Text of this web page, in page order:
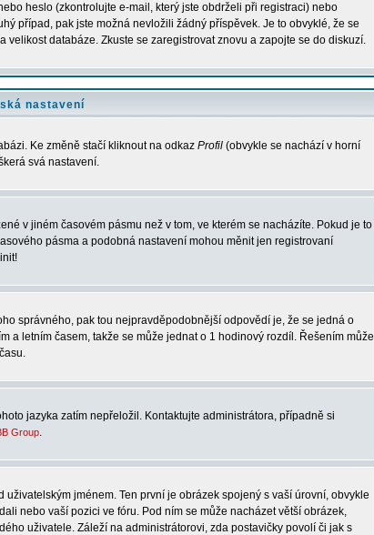
heslo (zkontrolujte e-mail, který jste obdrželi při registraci) nebo
případ, pak jste možná nevložili žádný příspěvek. Je to obvyklé, že se
databáze. Zkuste se zaregistrovat znovu a zapojte se do diskuzí.
nastavení
Ke změně stačí kliknout na odkaz Profil (obvykle se nachází v horní
svá nastavení.
v jiném časovém pásmu než v tom, ve kterém se nacházíte. Pokud je to
pásma a podobná nastavení mohou měnit jen registrovaní
správného, pak tou nejpravděpodobnější odpovědí je, že se jedná o
a letním časem, takže se může jednat o 1 hodinový rozdíl. Řešením může
jazyka zatím nepřeložil. Kontaktujte administrátora, případně si
Group.
jménem. Ten první je obrázek spojený s vaší úrovní, obvykle
nebo vaší pozici ve fóru. Pod ním se může nacházet větší obrázek,
uživatele. Záleží na administrátorovi, zda postavičky povolí či jak s